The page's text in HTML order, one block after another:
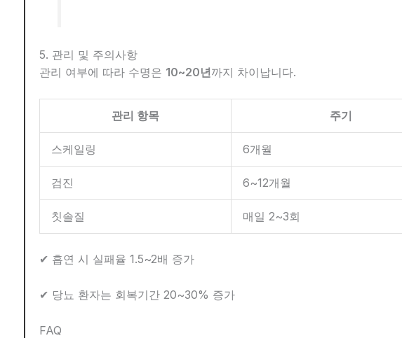
5. 관리 및 주의사항
관리 여부에 따라 수명은 10~20년까지 차이납니다.
관리 항목 주기
스케일링 6개월
검진 6~12개월
칫솔질 매일 2~3회
✔ 흡연 시 실패율 1.5~2배 증가
✔ 당뇨 환자는 회복기간 20~30% 증가
FAQ